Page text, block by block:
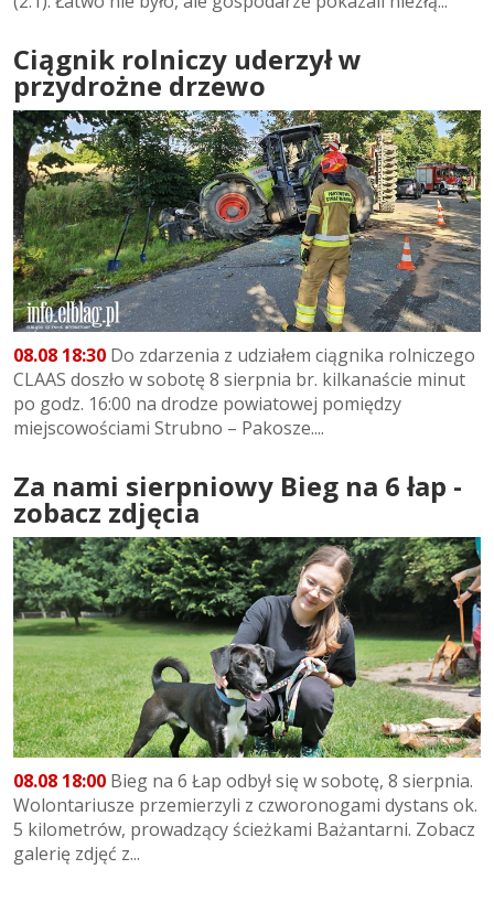
Ciągnik rolniczy uderzył w
przydrożne drzewo
08.08 18:30 Do zdarzenia z udziałem ciągnika rolniczego
CLAAS doszło w sobotę 8 sierpnia br. kilkanaście minut
po godz. 16:00 na drodze powiatowej pomiędzy
miejscowościami Strubno – Pakosze....
Za nami sierpniowy Bieg na 6 łap -
zobacz zdjęcia
08.08 18:00 Bieg na 6 Łap odbył się w sobotę, 8 sierpnia.
Wolontariusze przemierzyli z czworonogami dystans ok.
5 kilometrów, prowadzący ścieżkami Bażantarni. Zobacz
galerię zdjęć z...